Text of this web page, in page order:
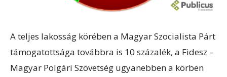
A teljes lakosság körében a Magyar Szocialista Párt
támogatottsága továbbra is 10 százalék, a Fidesz –
Magyar Polgári Szövetség ugyanebben a körben